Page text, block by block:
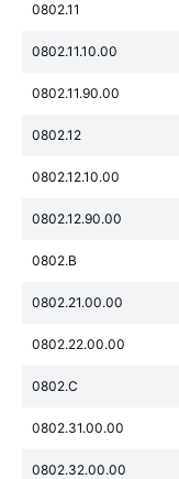
0802.11
0802.11.10.00
0802.11.90.00
0802.12
0802.12.10.00
0802.12.90.00
0802.B
0802.21.00.00
0802.22.00.00
0802.C
0802.31.00.00
0802.32.00.00